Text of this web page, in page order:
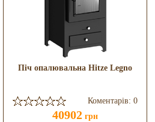
Піч опалювальна Hitze Legno
Коментарів: 0
40902 грн